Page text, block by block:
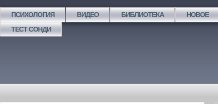
ПСИХОЛОГИЯ ВИДЕО БИБЛИОТЕКА
НОВОЕ
ТЕСТ СОНДИ